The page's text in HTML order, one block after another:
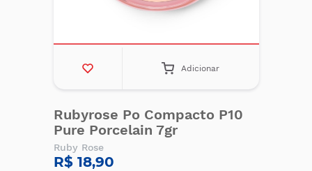
Adicionar
Rubyrose Po Compacto P10
Pure Porcelain 7gr
Ruby Rose
R$ 18,90